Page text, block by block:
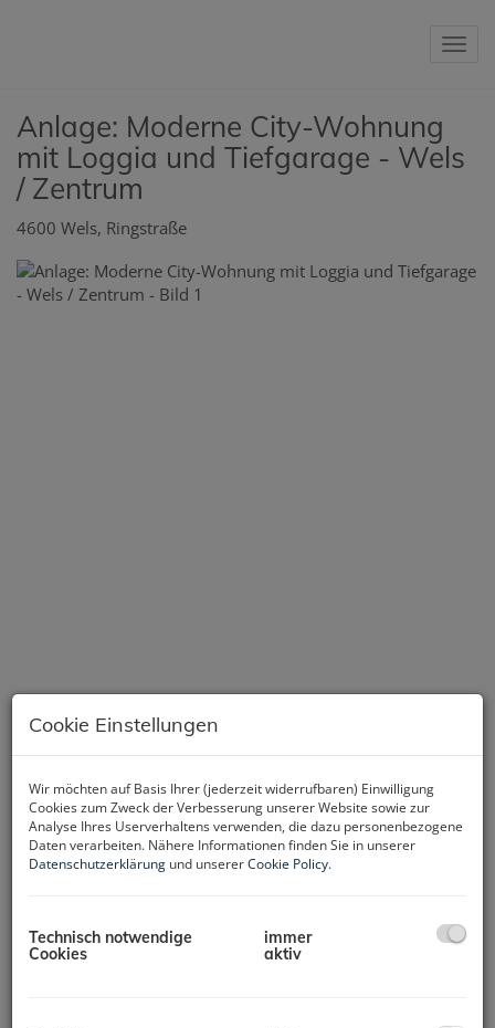
Anlage: Moderne City-Wohnung
mit Loggia und Tiefgarage - Wels
/ Zentrum
4600 Wels, Ringstraße
Beschreibung
Diese moderne und stilvolle Wohnung befindet sich im 2.
Obergeschoß und bietet Ihnen alles, was Sie für ein
Zimmern bietet sie ausreichend Platz für Singles und Paare.
Cookie Einstellungen
Wir möchten auf Basis Ihrer (jederzeit widerrufbaren) Einwilligung
Cookies zum Zweck der Verbesserung unserer Website sowie zur
Analyse Ihres Userverhaltens verwenden, die dazu personenbezogene
Daten verarbeiten. Nähere Informationen finden Sie in unserer
Datenschutzerklärung und unsererCookie Policy.
Technisch notwendige
Cookies
immer
aktiv